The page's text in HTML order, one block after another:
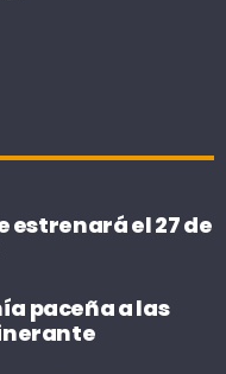
estrenará el 27 de
paceña a las